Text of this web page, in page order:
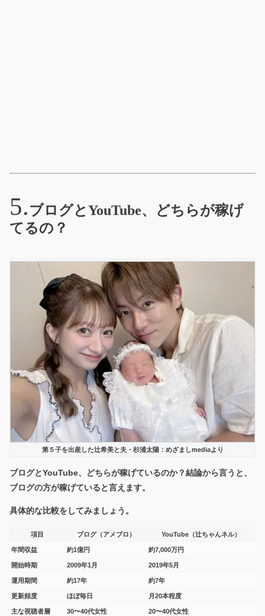
ブログとYouTube、どちらが稼げ
てるの？
第５子を出産した辻希美と夫・杉浦太陽：めざましmediaより
ブログとYouTube、どちらが稼げているのか？結論から言うと、
ブログの方が稼げていると言えます。
具体的な比較をしてみましょう。
項目 ブログ（アメブロ） YouTube（辻ちゃんネル）
年間収益 約1億円 約7,000万円
開始時期 2009年1月 2019年5月
運用期間 約17年 約7年
更新頻度 ほぼ毎日 月20本程度
主な視聴者層 30〜40代女性 20〜40代女性